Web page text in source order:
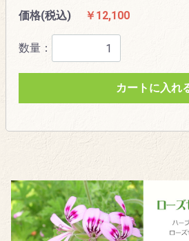
価格(税込) ￥12,100
数量：
カートに入れ